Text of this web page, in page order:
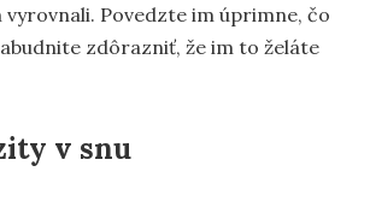
vyrovnali. Povedzte im úprimne, čo
zdôrazniť, že im to želáte
v snu